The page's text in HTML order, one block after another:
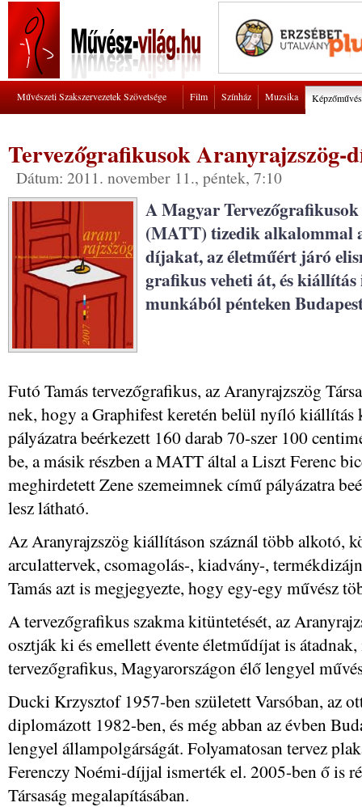
Művészeti Szakszervezetek Szövetsége Film Színház Muzsika
Tervezőgrafikusok Aranyrajzszög-
Dátum: 2011. november 11., péntek, 7:10
A Magyar
(MATT) tizedik alkalommal
díjakat, az életműért járó
grafikus veheti át, és
munkából pénteken
Futó Tamás tervezőgrafikus, az Aranyrajzszög
nek, hogy a Graphifest keretén belül nyíló kiállítás
pályázatra beérkezett 160 darab 70-szer 100
be, a másik részben a MATT által a Liszt Ferenc
meghirdetett Zene szemeimnek című pályázatra
lesz látható.
Az Aranyrajzszög kiállításon száznál több alkotó,
arculattervek, csomagolás-, kiadvány-,
Tamás azt is megjegyezte, hogy egy-egy művész
A tervezőgrafikus szakma kitüntetését, az
osztják ki és emellett évente életműdíjat is
tervezőgrafikus, Magyarországon élő lengyel
Ducki Krzysztof 1957-ben született Varsóban, az
diplomázott 1982-ben, és még abban az évben
lengyel állampolgárságát. Folyamatosan tervez
Ferenczy Noémi-díjjal ismerték el. 2005-ben ő is
Társaság megalapításában.